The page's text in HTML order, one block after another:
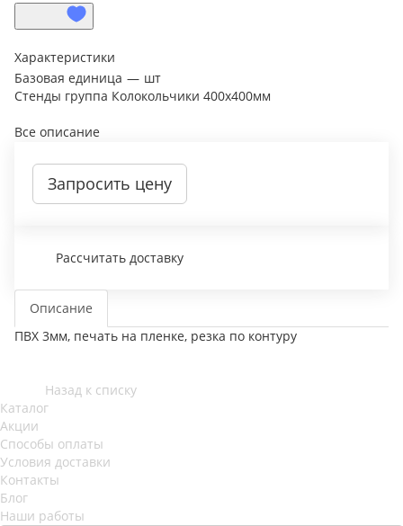
Характеристики
Базовая единица — шт
Стенды группа Колокольчики 400х400мм
Все описание
Запросить цену
Рассчитать доставку
Описание
ПВХ 3мм, печать на пленке, резка по контуру
Назад к списку
Каталог
Акции
Способы оплаты
Условия доставки
Контакты
Блог
Наши работы